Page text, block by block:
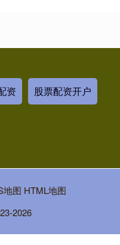
资 股票配资开户
地图 HTML地图
2026